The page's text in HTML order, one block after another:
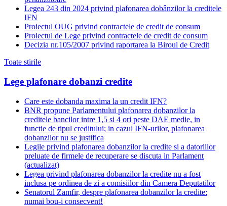
Legea 243 din 2024 privind plafonarea dobânzilor la creditele
IFN
Proiectul OUG privind contractele de credit de consum
Proiectul de Lege privind contractele de credit de consum
Decizia nr.105/2007 privind raportarea la Biroul de Credit
Toate stirile
Lege plafonare dobanzi credite
Care este dobanda maxima la un credit IFN?
BNR propune Parlamentului plafonarea dobanzilor la
creditele bancilor intre 1,5 si 4 ori peste DAE medie, in
functie de tipul creditului; in cazul IFN-urilor, plafonarea
dobanzilor nu se justifica
Legile privind plafonarea dobanzilor la credite si a datoriilor
preluate de firmele de recuperare se discuta in Parlament
(actualizat)
Legea privind plafonarea dobanzilor la credite nu a fost
inclusa pe ordinea de zi a comisiilor din Camera Deputatilor
Senatorul Zamfir, despre plafonarea dobanzilor la credite:
numai bou-i consecvent!